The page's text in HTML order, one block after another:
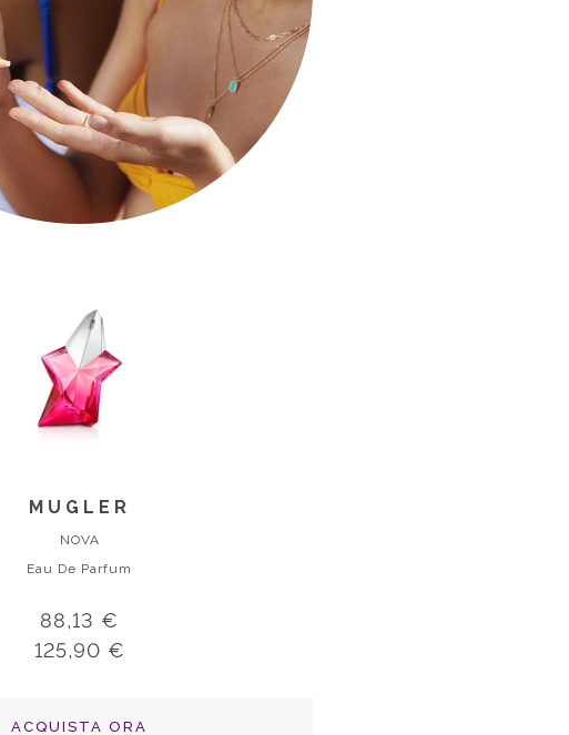
MUGLER
NOVA
Eau De Parfum
88,13 €
125,90 €
ACQUISTA ORA